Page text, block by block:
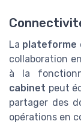
La plateforme
collaboration
à la
cabinet peut
partager des
opérations en